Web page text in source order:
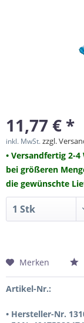
11,77 € *
inkl. MwSt.zzgl.
• Versandfertig 2-
bei größeren
die gewünschte
Merken
Artikel-Nr.:
• Hersteller-Nr.